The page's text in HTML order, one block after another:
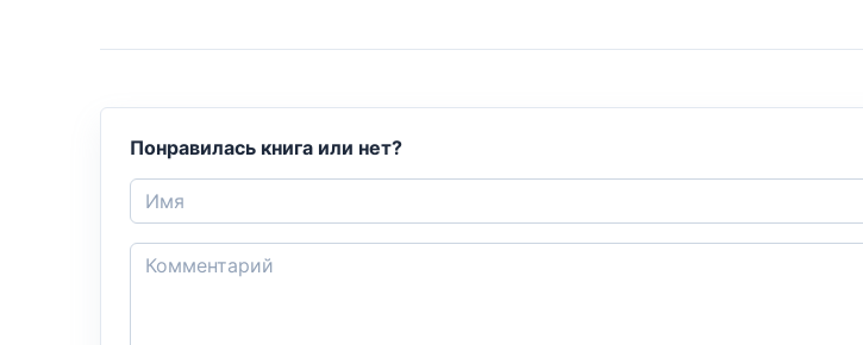
Понравилась книга или нет?